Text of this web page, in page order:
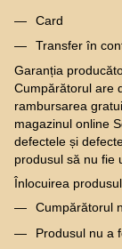
Card
Transfer în
Garanția
Cumpărătorul are
rambursarea
magazinul online
defectele și
produsul să nu fie
Înlocuirea
Cumpărătorul
Produsul nu a